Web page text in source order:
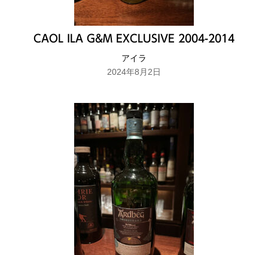
CAOL ILA G&M EXCLUSIVE 2004-2014
アイラ
2024年8月2日